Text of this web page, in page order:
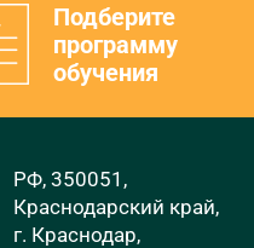
Подберите
программу
обучения
РФ, 350051,
Краснодарский край,
г. Краснодар,